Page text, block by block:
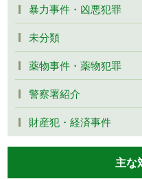
暴力事件・凶悪犯罪
未分類
薬物事件・薬物犯罪
警察署紹介
財産犯・経済事件
主な